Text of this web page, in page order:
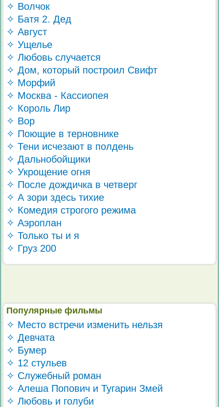
✧ Волчок
✧ Батя 2. Дед
✧ Август
✧ Ущелье
✧ Любовь случается
✧ Дом, который построил Свифт
✧ Морфий
✧ Москва - Кассиопея
✧ Король Лир
✧ Вор
✧ Поющие в терновнике
✧ Тени исчезают в полдень
✧ Дальнобойщики
✧ Укрощение огня
✧ После дождичка в четверг
✧ А зори здесь тихие
✧ Комедия строгого режима
✧ Аэроплан
✧ Только ты и я
✧ Груз 200
Популярные фильмы
✧ Место встречи изменить нельзя
✧ Девчата
✧ Бумер
✧ 12 стульев
✧ Служебный роман
✧ Алеша Попович и Тугарин Змей
✧ Любовь и голуби